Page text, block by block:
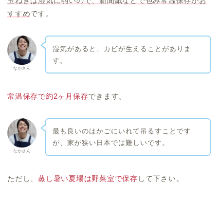
すすめです。
なかさん
湿気があると、カビが生えることがありま
す。
常温保存で約2ヶ月保存できます。
なかさん
最も良いのはかごにいれて吊るすことです
が、家が狭い日本では難しいです。
ただし、蒸し暑い夏場は野菜室で保存 して下さい。